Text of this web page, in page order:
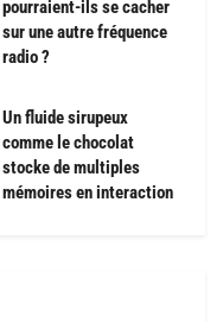
pourraient-ils se cacher
sur une autre fréquence
radio ?
Un fluide sirupeux
comme le chocolat
stocke de multiples
mémoires en interaction